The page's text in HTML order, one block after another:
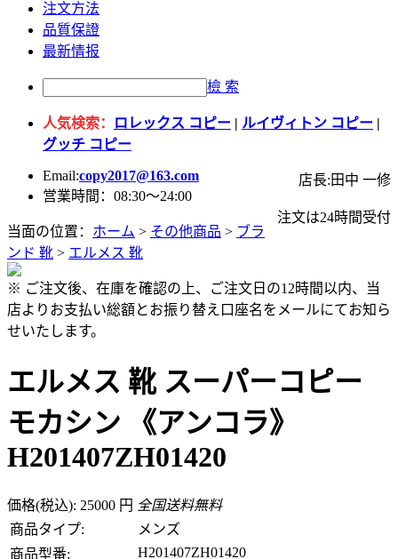
注文方法
品質保證
最新情报
檢 索
人気検索： ロレックス コピー | ルイヴィトン コピー |
グッチ コピー
Email:copy2017@163.com
店長:田中 一修
営業時間：08:30～24:00
注文は24時間受付
当面の位置： ホーム > その他商品 > ブラ
ンド 靴 > エルメス 靴
※ ご注文後、在庫を確認の上、ご注文日の12時間以内、当
店よりお支払い総額とお振り替え口座名をメールにてお知ら
せいたします。
エルメス 靴 スーパーコピー
モカシン 《アンコラ》
H201407ZH01420
価格(税込): 25000 円 全国送料無料
商品タイプ:
メンズ
商品型番:
H201407ZH01420